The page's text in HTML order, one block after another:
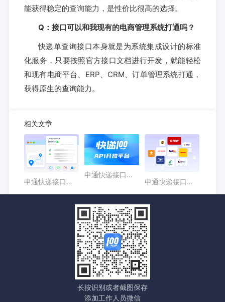
能获得稳定的查询能力，是性价比很高的选择。
Q：接口可以和我现有的电商管理系统打通吗？
快递单查询接口本身就是为系统集成设计的标准
化服务，只要按照官方接口文档进行开发，就能轻松
和现有电商平台、ERP、CRM、订单管理系统打通，
获得原生的查询能力。
相关文章
申通快递接口接入步骤：从账号配置到接口联调
申通快递接口怎么选？企业查询与系统接入指南
申通快递接口核心能力解析：物流轨迹、签收状态与异常识别
长按识别或者截图保存
添加工作人员微信